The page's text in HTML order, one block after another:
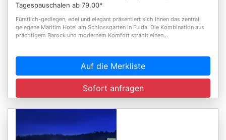
Tagespauschalen ab 79,00*
Fürstlich-gediegen, edel und elegant präsentiert sich Ihnen das zentral
gelegene Maritim Hotel am Schlossgarten in Fulda. Die Kombination aus
prächtigem Barock und modernem Komfort strahlt einen...
Auf die Merkliste
Sofort anfragen